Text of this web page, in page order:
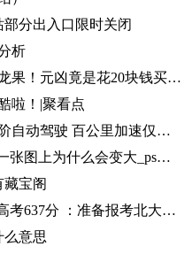
分出入口限时关闭
析
天天观速讯丨女子脸变得像火龙果！元凶竟是花20块钱买的……
啦！|聚看点
宾利也出电动车了！将搭载高阶自动驾驶 百公里加速仅需1.5秒 全球要闻
环球今头条！ps复制图层到另一张图上为什么会变大_ps复制图层到另一张图
藏宝阁
全球看热讯：“敬礼娃娃”郎铮高考637分 ：准备报考北大，未来做公务员为人民服务
么意思